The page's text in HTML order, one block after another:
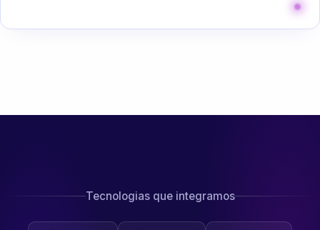
Tecnologias que integramos